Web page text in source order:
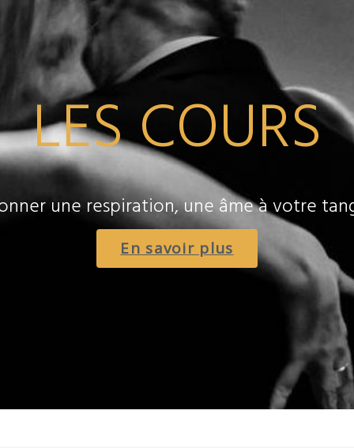
LES COURS
une respiration, une âme à votre
En savoir plus